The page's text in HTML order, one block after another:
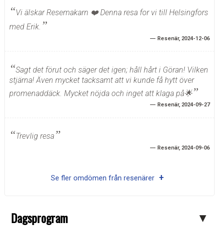
Vi älskar Resemakarn ❤️ Denna resa for vi till Helsingfors
med Erik.
Resenär 2024-12-06
Sagt det förut och säger det igen; håll hårt i Göran! Vilken
stjärna! Även mycket tacksamt att vi kunde få hytt över
promenaddäck. Mycket nöjda och inget att klaga på🌟
Resenär 2024-09-27
Trevlig resa
Resenär 2024-09-06
Se fler omdömen från resenärer
Dagsprogram